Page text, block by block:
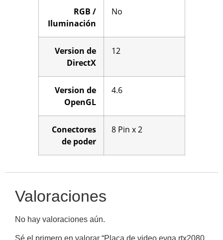
RGB /
Iluminación
No
Version de
DirectX
12
Version de
OpenGL
4.6
Conectores
de poder
8 Pin x 2
Valoraciones
No hay valoraciones aún.
Sé el primero en valorar “Placa de video evga rtx2080